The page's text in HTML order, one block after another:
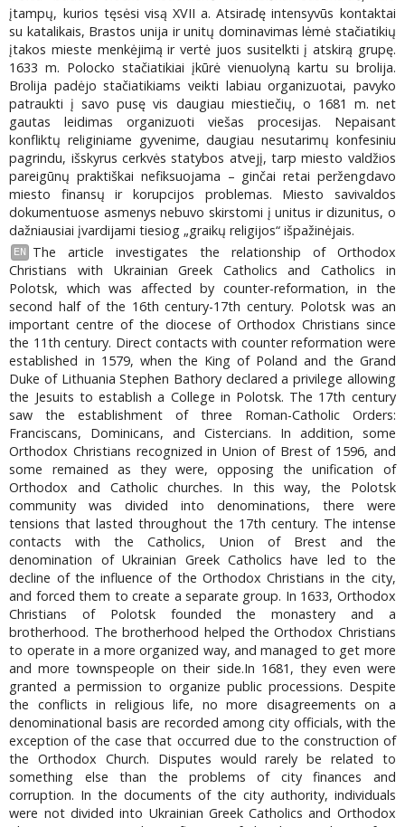
įtampų, kurios tęsėsi visą XVII a. Atsiradę intensyvūs kontaktai
su katalikais, Brastos unija ir unitų dominavimas lėmė stačiatikių
įtakos mieste menkėjimą ir vertė juos susitelkti į atskirą grupę.
1633 m. Polocko stačiatikiai įkūrė vienuolyną kartu su brolija.
Brolija padėjo stačiatikiams veikti labiau organizuotai, pavyko
patraukti į savo pusę vis daugiau miestiečių, o 1681 m. net
gautas leidimas organizuoti viešas procesijas. Nepaisant
konfliktų religiniame gyvenime, daugiau nesutarimų konfesiniu
pagrindu, išskyrus cerkvės statybos atvejį, tarp miesto valdžios
pareigūnų praktiškai nefiksuojama – ginčai retai peržengdavo
miesto finansų ir korupcijos problemas. Miesto savivaldos
dokumentuose asmenys nebuvo skirstomi į unitus ir dizunitus, o
dažniausiai įvardijami tiesiog „graikų religijos“ išpažinėjais.
EN
The article investigates the relationship of Orthodox
Christians with Ukrainian Greek Catholics and Catholics in
Polotsk, which was affected by counter-reformation, in the
second half of the 16th century-17th century. Polotsk was an
important centre of the diocese of Orthodox Christians since
the 11th century. Direct contacts with counter reformation were
established in 1579, when the King of Poland and the Grand
Duke of Lithuania Stephen Bathory declared a privilege allowing
the Jesuits to establish a College in Polotsk. The 17th century
saw the establishment of three Roman-Catholic Orders:
Franciscans, Dominicans, and Cistercians. In addition, some
Orthodox Christians recognized in Union of Brest of 1596, and
some remained as they were, opposing the unification of
Orthodox and Catholic churches. In this way, the Polotsk
community was divided into denominations, there were
tensions that lasted throughout the 17th century. The intense
contacts with the Catholics, Union of Brest and the
denomination of Ukrainian Greek Catholics have led to the
decline of the influence of the Orthodox Christians in the city,
and forced them to create a separate group. In 1633, Orthodox
Christians of Polotsk founded the monastery and a
brotherhood. The brotherhood helped the Orthodox Christians
to operate in a more organized way, and managed to get more
and more townspeople on their side.In 1681, they even were
granted a permission to organize public processions. Despite
the conflicts in religious life, no more disagreements on a
denominational basis are recorded among city officials, with the
exception of the case that occurred due to the construction of
the Orthodox Church. Disputes would rarely be related to
something else than the problems of city finances and
corruption. In the documents of the city authority, individuals
were not divided into Ukrainian Greek Catholics and Orthodox